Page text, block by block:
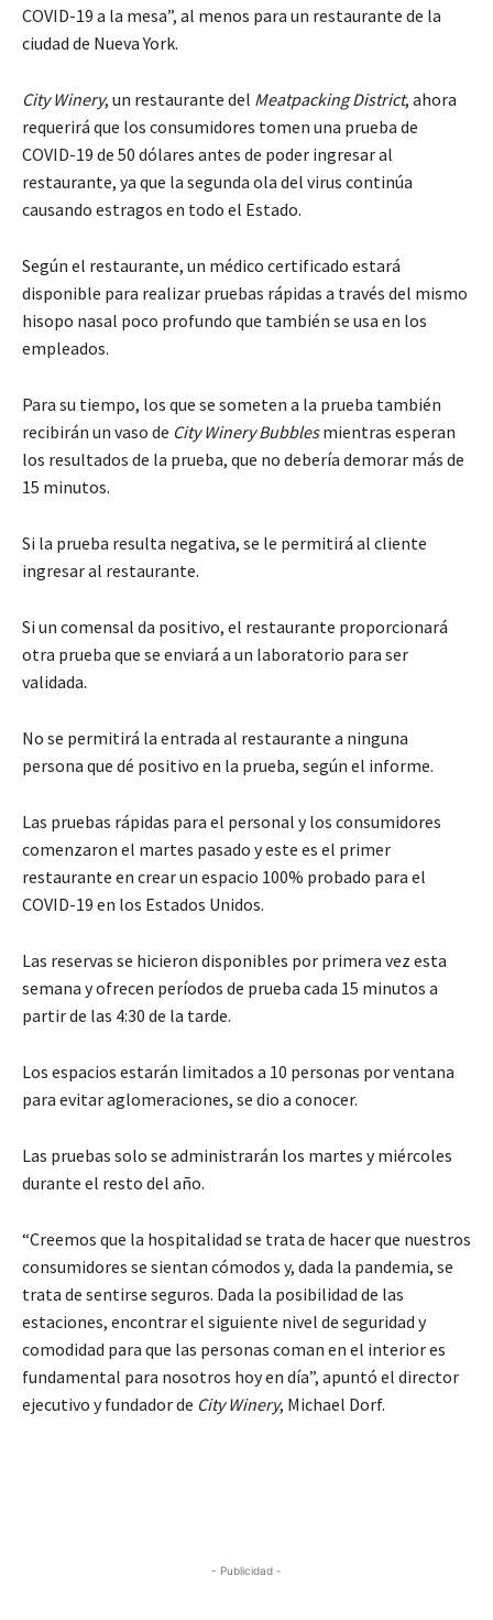
COVID-19 a la mesa”, al menos para un restaurante de la
ciudad de Nueva York.
City Winery, un restaurante del Meatpacking District, ahora
requerirá que los consumidores tomen una prueba de
COVID-19 de 50 dólares antes de poder ingresar al
restaurante, ya que la segunda ola del virus continúa
causando estragos en todo el Estado.
Según el restaurante, un médico certificado estará
disponible para realizar pruebas rápidas a través del mismo
hisopo nasal poco profundo que también se usa en los
empleados.
Para su tiempo, los que se someten a la prueba también
recibirán un vaso de City Winery Bubblesmientras esperan
los resultados de la prueba, que no debería demorar más de
15 minutos.
Si la prueba resulta negativa, se le permitirá al cliente
ingresar al restaurante.
Si un comensal da positivo, el restaurante proporcionará
otra prueba que se enviará a un laboratorio para ser
validada.
No se permitirá la entrada al restaurante a ninguna
persona que dé positivo en la prueba, según el informe.
Las pruebas rápidas para el personal y los consumidores
comenzaron el martes pasado y este es el primer
restaurante en crear un espacio 100% probado para el
COVID-19 en los Estados Unidos.
Las reservas se hicieron disponibles por primera vez esta
semana y ofrecen períodos de prueba cada 15 minutos a
partir de las 4:30 de la tarde.
Los espacios estarán limitados a 10 personas por ventana
para evitar aglomeraciones, se dio a conocer.
Las pruebas solo se administrarán los martes y miércoles
durante el resto del año.
“Creemos que la hospitalidad se trata de hacer que nuestros
consumidores se sientan cómodos y, dada la pandemia, se
trata de sentirse seguros. Dada la posibilidad de las
estaciones, encontrar el siguiente nivel de seguridad y
comodidad para que las personas coman en el interior es
fundamental para nosotros hoy en día”, apuntó el director
ejecutivo y fundador de City Winery, Michael Dorf.
- Publicidad -